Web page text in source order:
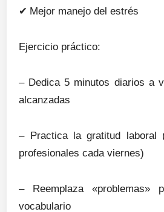
✔ Mejor manejo del estrés
Ejercicio práctico:
– Dedica 5 minutos diarios a
alcanzadas
– Practica la gratitud laboral
profesionales cada viernes)
– Reemplaza «problemas»
vocabulario